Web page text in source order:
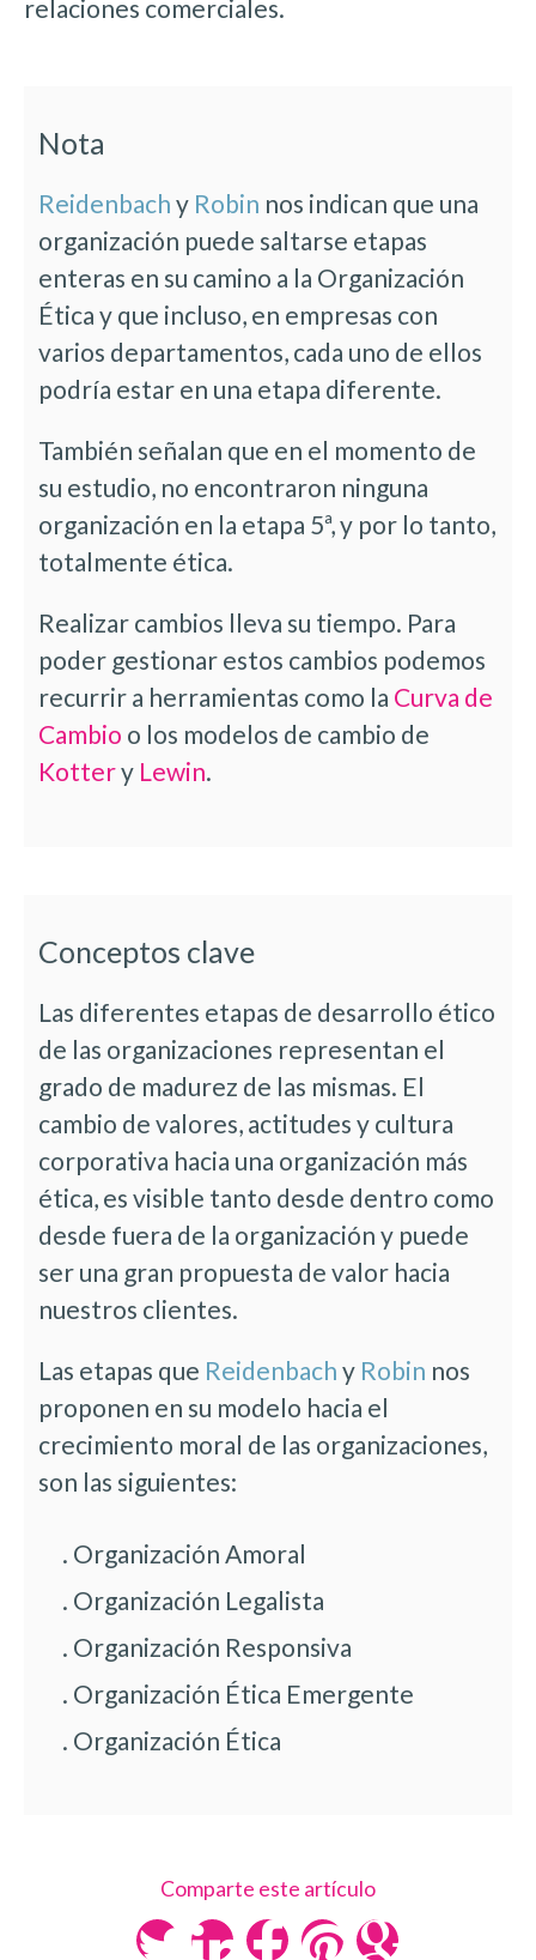
relaciones comerciales.
Nota
Reidenbach y Robin nos indican que una
organización puede saltarse etapas
enteras en su camino a la Organización
Ética y que incluso, en empresas con
varios departamentos, cada uno de ellos
podría estar en una etapa diferente.
También señalan que en el momento de
su estudio, no encontraron ninguna
organización en la etapa 5ª, y por lo tanto,
totalmente ética.
Realizar cambios lleva su tiempo. Para
poder gestionar estos cambios podemos
recurrir a herramientas como la Curva de
Cambio o los modelos de cambio de
Kottery Lewin.
Conceptos clave
Las diferentes etapas de desarrollo ético
de las organizaciones representan el
grado de madurez de las mismas. El
cambio de valores, actitudes y cultura
corporativa hacia una organización más
ética, es visible tanto desde dentro como
desde fuera de la organización y puede
ser una gran propuesta de valor hacia
nuestros clientes.
Las etapas que Reidenbach y Robin nos
proponen en su modelo hacia el
crecimiento moral de las organizaciones,
son las siguientes:
. Organización Amoral
. Organización Legalista
. Organización Responsiva
. Organización Ética Emergente
. Organización Ética
Comparte este artículo